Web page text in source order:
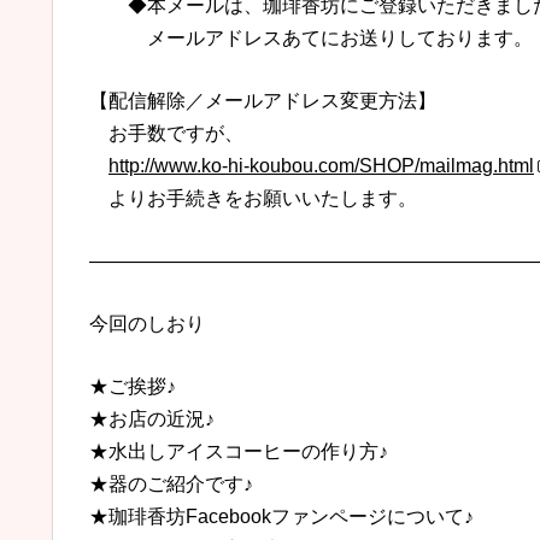
◆本メールは、珈琲香坊にご登録いただきまし
メールアドレスあてにお送りしております。
【配信解除／メールアドレス変更方法】
お手数ですが、
http://www.ko-hi-koubou.com/SHOP/mailmag.html
よりお手続きをお願いいたします。
今回のしおり
★ご挨拶♪
★お店の近況♪
★水出しアイスコーヒーの作り方♪
★器のご紹介です♪
★珈琲香坊Facebookファンページについて♪